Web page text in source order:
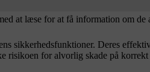
at læse for at få information om de
sikkerhedsfunktioner. Deres
for alvorlig skade på korrekt